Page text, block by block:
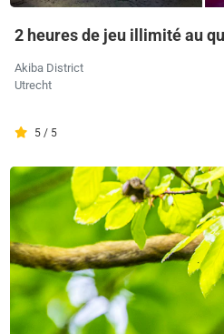
2 heures de jeu illimité au
Akiba District
Utrecht
5 / 5